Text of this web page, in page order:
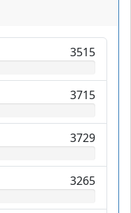
3515
3715
3729
3265